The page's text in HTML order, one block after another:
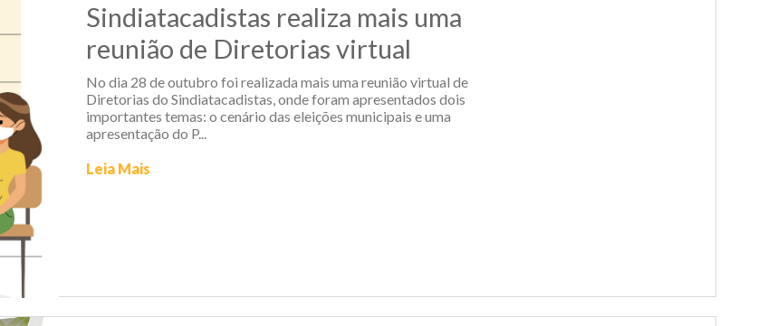
Sindiatacadistas realiza mais uma
reunião de Diretorias virtual
No dia 28 de outubro foi realizada mais uma reunião virtual de
Diretorias do Sindiatacadistas, onde foram apresentados dois
importantes temas: o cenário das eleições municipais e uma
apresentação do P...
Leia Mais